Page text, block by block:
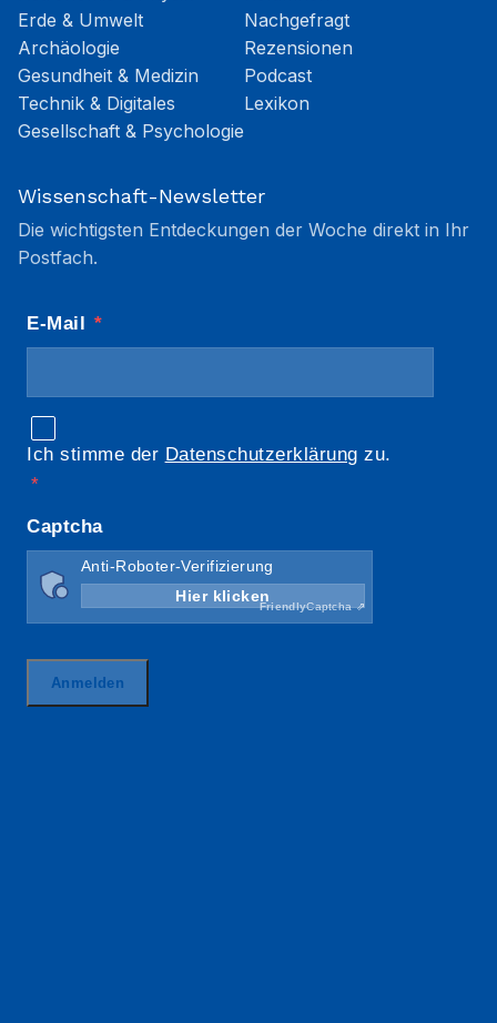
Erde & Umwelt
Archäologie
Gesundheit & Medizin
Technik & Digitales
Gesellschaft & Psychologie
Nachgefragt
Rezensionen
Podcast
Lexikon
Wissenschaft-Newsletter
Die wichtigsten Entdeckungen der Woche direkt in Ihr
Postfach.